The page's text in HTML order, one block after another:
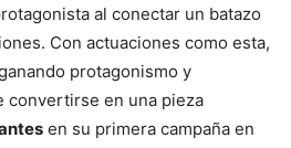
al conectar un batazo
Con actuaciones como esta,
protagonismo y
convertirse en una pieza
en su primera campaña en